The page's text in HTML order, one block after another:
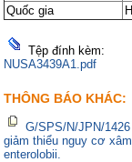
Quốc gia
Tệp đính kèm:
NUSA3439A1.pdf
THÔNG BÁO KHÁC:
G/SPS/N/JPN/
giảm thiểu nguy cơ
enterolobii.